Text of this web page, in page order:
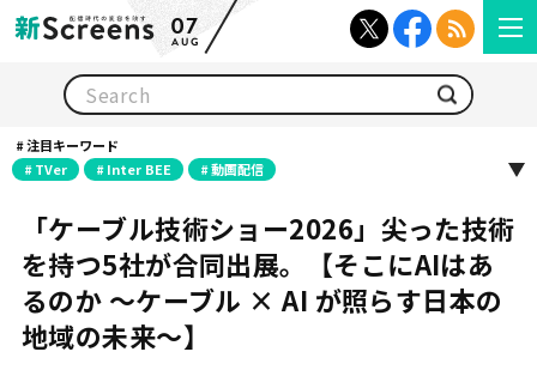
07
AUG
注目キーワード
TVer
Inter BEE 動画配信
「ケーブル技術ショー2026」尖った技術
を持つ5社が合同出展。【そこにAIはあ
るのか 〜ケーブル × AI が照らす日本の
地域の未来〜】